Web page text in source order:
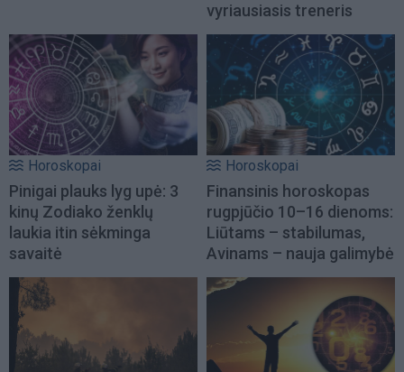
vyriausiasis treneris
Horoskopai
Pinigai plauks lyg upė: 3
kinų Zodiako ženklų
laukia itin sėkminga
savaitė
Horoskopai
Finansinis horoskopas
rugpjūčio 10–16 dienoms:
Liūtams – stabilumas,
Avinams – nauja galimybė